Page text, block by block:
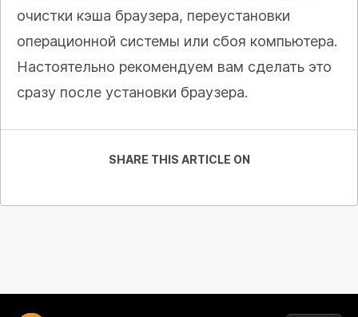
очистки кэша браузера, переустановки
операционной системы или сбоя компьютера.
Настоятельно рекомендуем вам сделать это
сразу после установки браузера.
SHARE THIS ARTICLE ON